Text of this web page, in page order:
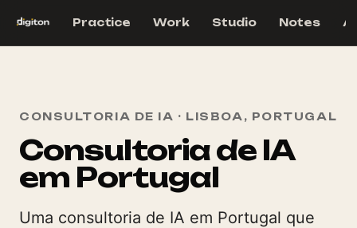
Practice Work Studio Notes
CONSULTORIA DE IA · LISBOA, PORTUGAL
Consultoria de IA
em Portugal
Uma consultoria de IA em Portugal que